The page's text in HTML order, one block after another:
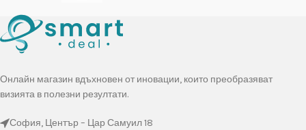
Онлайн магазин вдъхновен от иновации, които преобразяват
визията в полезни резултати.
София, Център – Цар Самуил 18